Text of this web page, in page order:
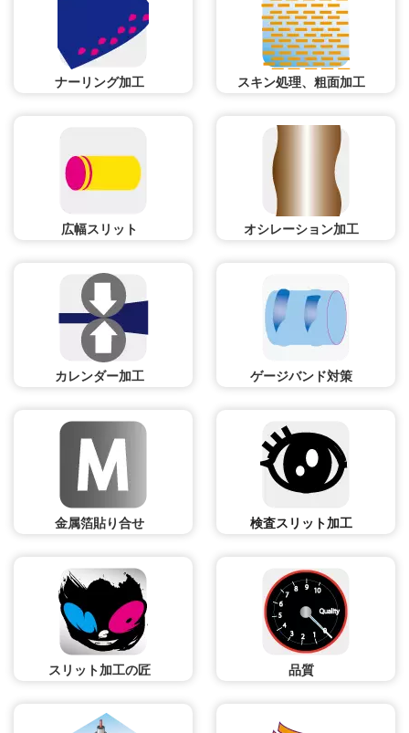
ナーリング加工 スキン処理、粗面加工
広幅スリット オシレーション加工
カレンダー加工 ゲージバンド対策
金属箔貼り合せ 検査スリット加工
スリット加工の匠 品質